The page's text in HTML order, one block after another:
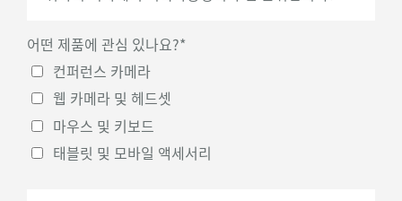
어떤 제품에 관심 있나요?*
컨퍼런스 카메라
웹 카메라 및 헤드셋
마우스 및 키보드
태블릿 및 모바일 액세서리